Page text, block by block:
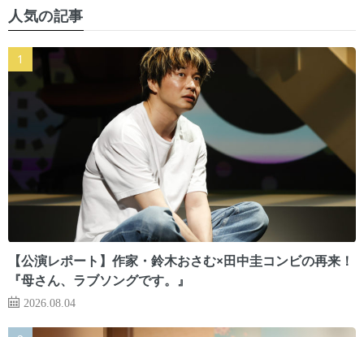
人気の記事
【公演レポート】作家・鈴木おさむ×田中圭コンビの再来！
『母さん、ラブソングです。』
2026.08.04